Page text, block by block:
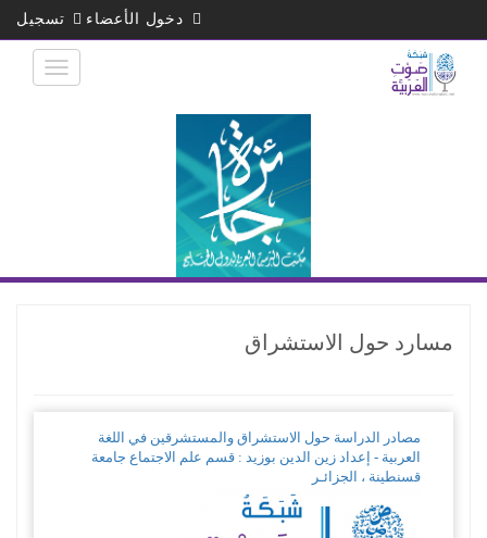
الرئيسي
دخول الأعضاء تسجيل
مسارد حول الاستشراق
مصادر الدراسة حول الاستشراق والمستشرقين في اللغة
العربية - إعداد زين الدين بوزيد : قسم علم الاجتماع جامعة
قسنطينة ، الجزائـر